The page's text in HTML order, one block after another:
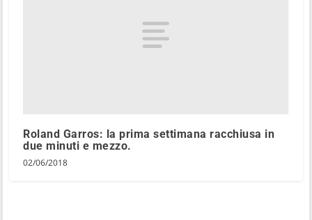
Roland Garros: la prima settimana racchiusa in
due minuti e mezzo.
02/06/2018